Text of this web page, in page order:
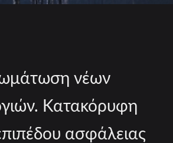
νέων
Κατακόρυφη
ασφάλειας